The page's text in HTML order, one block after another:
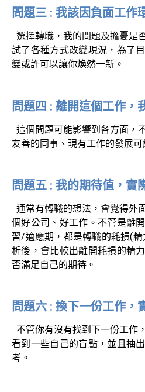
問題三 : 我該因負面工作
選擇轉職，我的問題及擔憂是
試了各種方式改變現況，為了
變或許可以讓你煥然一新。
問題四 : 離開這個工作，
這個問題可能影響到各方面，
友善的同事、現有工作的發展可
問題五 : 我的期待值，實
通常有轉職的想法，會覺得外
個好公司、好工作。不管是離
習/適應期，都是轉職的耗損(
析後，會比較出離開耗損的精
否滿足自己的期待。
問題六 : 換下一份工作，
不管你有沒有找到下一份工作
看到一些自己的盲點，並且抽
考。